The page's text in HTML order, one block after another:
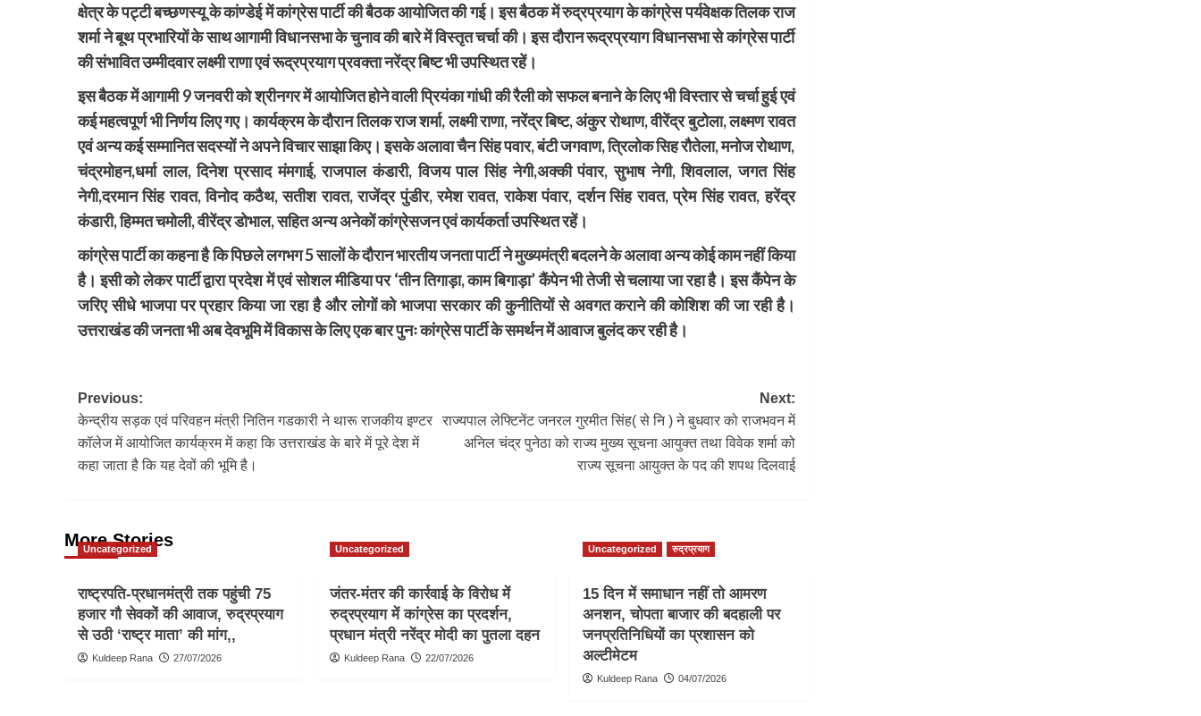
क्षेत्र के पट्टी बच्छणस्यू के कांण्डेई में कांग्रेस पार्टी की बैठक आयोजित की गई। इस बैठक में रुद्रप्रयाग के कांग्रेस पर्यवेक्षक तिलक राज
शर्मा ने बूथ प्रभारियों के साथ आगामी विधानसभा के चुनाव की बारे में विस्तृत चर्चा की। इस दौरान रूद्रप्रयाग विधानसभा से कांग्रेस पार्टी
की संभावित उम्मीदवार लक्ष्मी राणा एवं रूद्रप्रयाग प्रवक्ता नरेंद्र बिष्ट भी उपस्थित रहें।
इस बैठक में आगामी 9 जनवरी को श्रीनगर में आयोजित होने वाली प्रियंका गांधी की रैली को सफल बनाने के लिए भी विस्तार से चर्चा हुई एवं
कई महत्वपूर्ण भी निर्णय लिए गए। कार्यक्रम के दौरान तिलक राज शर्मा, लक्ष्मी राणा, नरेंद्र बिष्ट, अंकुर रोथाण, वीरेंद्र बुटोला, लक्ष्मण रावत
एवं अन्य कई सम्मानित सदस्यों ने अपने विचार साझा किए। इसके अलावा चैन सिंह पवार, बंटी जगवाण, त्रिलोक सिह रौतेला, मनोज रोथाण,
चंद्रमोहन,धर्मा लाल, दिनेश प्रसाद मंमगाई, राजपाल कंडारी, विजय पाल सिंह नेगी,अक्की पंवार, सुभाष नेगी, शिवलाल, जगत सिंह
नेगी,दरमान सिंह रावत, विनोद कठैथ, सतीश रावत, राजेंद्र पुंडीर, रमेश रावत, राकेश पंवार, दर्शन सिंह रावत, प्रेम सिंह रावत, हरेंद्र
कंडारी, हिम्मत चमोली, वीरेंद्र डोभाल, सहित अन्य अनेकों कांग्रेसजन एवं कार्यकर्ता उपस्थित रहें।
कांग्रेस पार्टी का कहना है कि पिछले लगभग 5 सालों के दौरान भारतीय जनता पार्टी ने मुख्यमंत्री बदलने के अलावा अन्य कोई काम नहीं किया
है। इसी को लेकर पार्टी द्वारा प्रदेश में एवं सोशल मीडिया पर ‘तीन तिगाड़ा, काम बिगाड़ा’ कैंपेन भी तेजी से चलाया जा रहा है। इस कैंपेन के
जरिए सीधे भाजपा पर प्रहार किया जा रहा है और लोगों को भाजपा सरकार की कुनीतियों से अवगत कराने की कोशिश की जा रही है।
उत्तराखंड की जनता भी अब देवभूमि में विकास के लिए एक बार पुनः कांग्रेस पार्टी के समर्थन में आवाज बुलंद कर रही है।
Post
navigation
Previous:
केन्द्रीय सड़क एवं परिवहन मंत्री नितिन गडकारी ने थारू राजकीय इण्टर
कॉलेज में आयोजित कार्यक्रम में कहा कि उत्तराखंड के बारे में पूरे देश में
कहा जाता है कि यह देवों की भूमि है।
Next:
राज्यपाल लेफ्टिनेंट जनरल गुरमीत सिंह( से नि ) ने बुधवार को राजभवन में
अनिल चंद्र पुनेठा को राज्य मुख्य सूचना आयुक्त तथा विवेक शर्मा को
राज्य सूचना आयुक्त के पद की शपथ दिलवाई
More Stories
Uncategorized
राष्ट्रपति-प्रधानमंत्री तक पहुंची 75
हजार गौ सेवकों की आवाज, रुद्रप्रयाग
से उठी ‘राष्ट्र माता’ की मांग,,
Kuldeep Rana 27/07/2026
Uncategorized
जंतर-मंतर की कार्रवाई के विरोध में
रुद्रप्रयाग में कांग्रेस का प्रदर्शन,
प्रधान मंत्री नरेंद्र मोदी का पुतला दहन
Kuldeep Rana 22/07/2026
Uncategorized रुद्रप्रयाग
15 दिन में समाधान नहीं तो आमरण
अनशन, चोपता बाजार की बदहाली पर
जनप्रतिनिधियों का प्रशासन को
अल्टीमेटम
Kuldeep Rana 04/07/2026